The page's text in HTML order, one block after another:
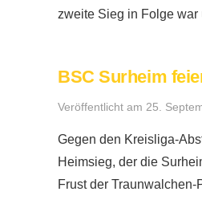
zweite Sieg in Folge
BSC Surheim
Veröffentlicht am 25.
Gegen den Kreisliga-
Heimsieg, der die
Frust der